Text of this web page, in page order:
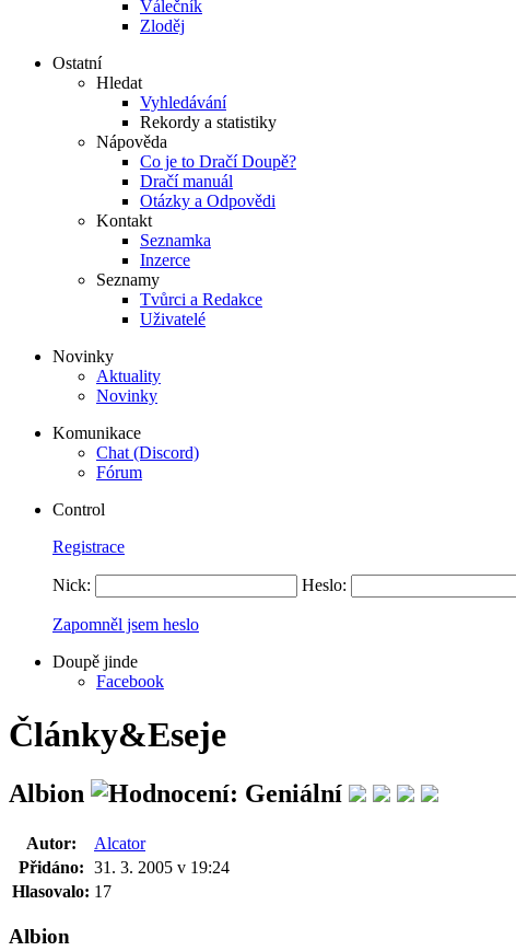
Válečník
Zloděj
Ostatní
Hledat
Vyhledávání
Rekordy a statistiky
Nápověda
Co je to Dračí Doupě?
Dračí manuál
Otázky a Odpovědi
Kontakt
Seznamka
Inzerce
Seznamy
Tvůrci a Redakce
Uživatelé
Novinky
Aktuality
Novinky
Komunikace
Chat (Discord)
Fórum
Control
Registrace
Nick: Heslo:
Zapomněl jsem heslo
Doupě jinde
Facebook
Články&Eseje
Albion
Autor:
Alcator
Přidáno: 31. 3. 2005 v 19:24
Hlasovalo: 17
Albion